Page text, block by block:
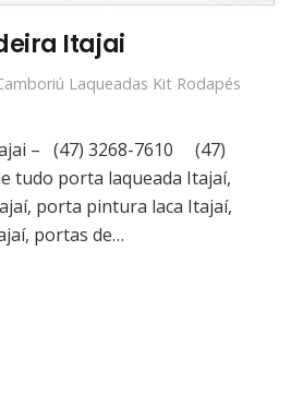
Itajai
Laqueadas Kit Rodapés
– (47) 3268-7610 (47)
tudo porta laqueada Itajaí,
porta pintura laca Itajaí,
portas de…